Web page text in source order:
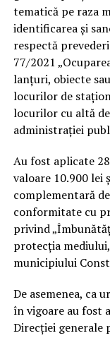
tematică pe raza
identificarea și
respectă
77/2021
lanțuri, obiecte
locurilor de
locurilor cu altă
administrației
Au fost aplicate
valoare 10.900 lei
complementară
conformitate cu
privind
protecția
municipiului
De asemenea, ca
în vigoare au fost
Direcției generale